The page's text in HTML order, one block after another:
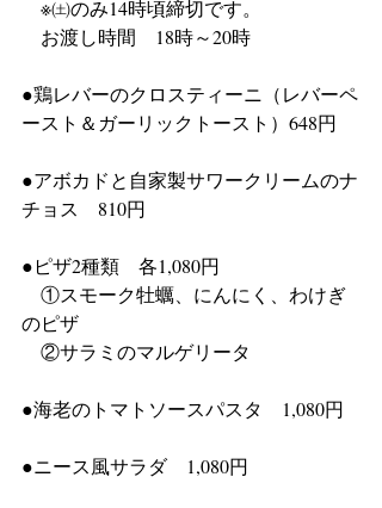
※㈯のみ14時頃締切です。
お渡し時間　18時～20時
●鶏レバーのクロスティーニ（レバーペ
ースト＆ガーリックトースト）648円
●アボカドと自家製サワークリームのナ
チョス　810円
●ピザ2種類　各1,080円
①スモーク牡蠣、にんにく、わけぎ
のピザ
②サラミのマルゲリータ
●海老のトマトソースパスタ　1,080円
●ニース風サラダ　1,080円